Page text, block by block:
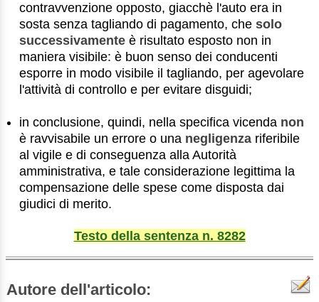
contravvenzione opposto, giacchè l'auto era in
sosta senza tagliando di pagamento, chesolo
successivamente è risultato esposto non in
maniera visibile: è buon senso dei conducenti
esporre in modo visibile il tagliando, per agevolare
l'attività di controllo e per evitare disguidi;
in conclusione, quindi, nella specifica vicenda non
è ravvisabile un errore o una negligenza riferibile
al vigile e di conseguenza alla Autorità
amministrativa, e tale considerazione legittima la
compensazione delle spese come disposta dai
giudici di merito.
Testo della sentenza n. 8282
Autore dell'articolo: